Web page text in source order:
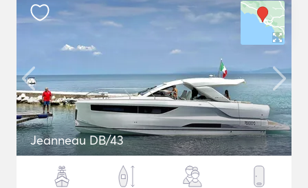
Jeanneau DB/43